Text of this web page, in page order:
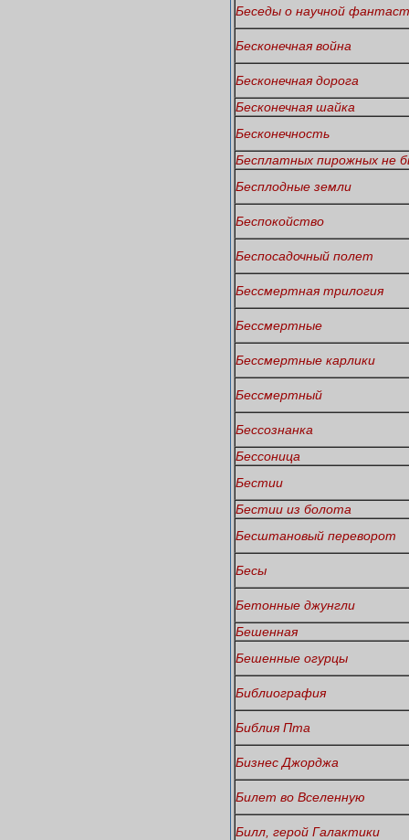
Беседы о научной
Бесконечная война
Бесконечная дорога
Бесконечная шайка
Бесконечность
Бесплатных пирожных не
Бесплодные земли
Беспокойство
Беспосадочный полет
Бессмертная трилогия
Бессмертные
Бессмертные карлики
Бессмертный
Бессознанка
Бессоница
Бестии
Бестии из болота
Бесштановый переворот
Бесы
Бетонные джунгли
Бешенная
Бешенные огурцы
Библиография
Библия Пта
Бизнес Джорджа
Билет во Вселенную
Билл, герой Галактики